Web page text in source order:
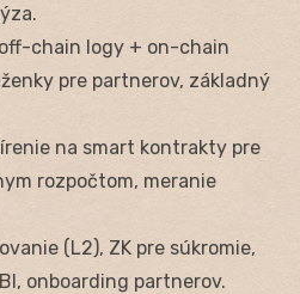
chain logy + on-chain
pre partnerov, základný
na smart kontrakty pre
rozpočtom, meranie
(L2), ZK pre súkromie,
onboarding partnerov.